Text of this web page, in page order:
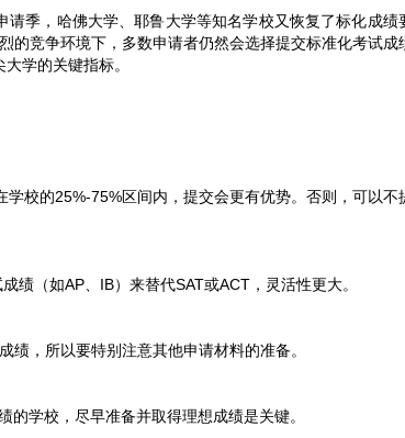
季，哈佛大学、耶鲁大学等知名学校又恢复了标化成绩
的竞争环境下，多数申请者仍然会选择提交标准化考试成
学的关键指标。
校的25%-75%区间内，提交会更有优势。否则，可以不
绩（如AP、IB）来替代SAT或ACT，灵活性更大。
绩，所以要特别注意其他申请材料的准备。
学校，尽早准备并取得理想成绩是关键。